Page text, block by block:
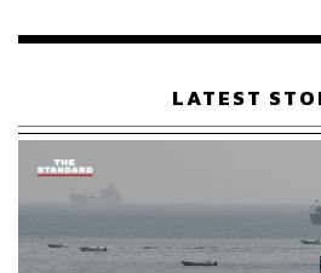
เรือนไทยที่ถูกซุกไว้
LATEST